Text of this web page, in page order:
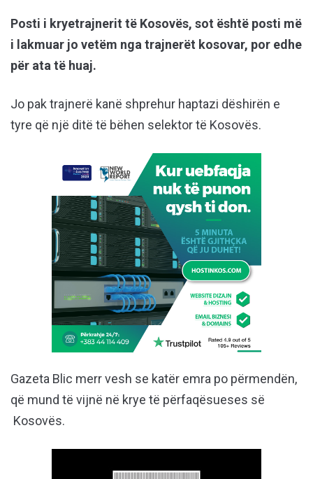
Posti i kryetrajnerit të Kosovës, sot është posti më
i lakmuar jo vetëm nga trajnerët kosovar, por edhe
për ata të huaj.
Jo pak trajnerë kanë shprehur haptazi dëshirën e
tyre që një ditë të bëhen selektor të Kosovës.
Gazeta Blic merr vesh se katër emra po përmendën,
që mund të vijnë në krye të përfaqësueses së
Kosovës.